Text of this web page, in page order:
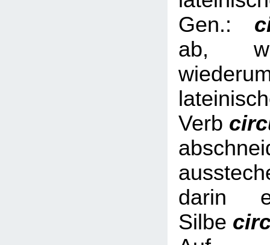
Gen.:
ab,
Verb
darin
Silbe